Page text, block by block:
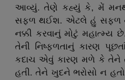
આવ્યું. તેણે કહ્યું કે, મેં
સફળ થઈશ. એટલે હું સફળ
નક્કી કરવાનું મોટું મહાત્મ્ય
તેની નિષ્ફળતાનું કારણ
કદાચ એવું કારણ મળે કે તેને
હતી. તેને ખુદને ભરોસો ન